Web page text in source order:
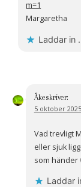
m=1
Margaretha
Laddar in
Åkeskriver:
5 oktober
Vad trevligt
eller sjuk
som händer
Laddar